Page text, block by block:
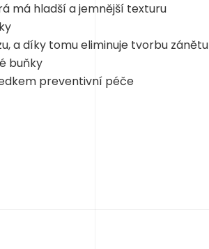
má hladší a jemnější texturu
a díky tomu eliminuje tvorbu zánětu
buňky
preventivní péče